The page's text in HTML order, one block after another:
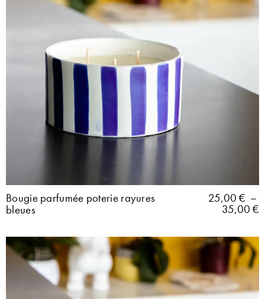
Bougie parfumée poterie rayures
bleues
25,00 € –
35,00 €